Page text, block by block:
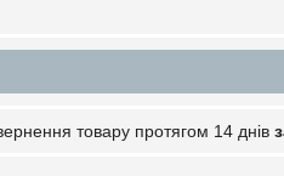
товару протягом 14 днів